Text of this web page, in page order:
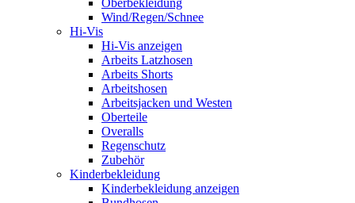
Oberbekleidung
Wind/Regen/Schnee
Hi-Vis
Hi-Vis anzeigen
Arbeits Latzhosen
Arbeits Shorts
Arbeitshosen
Arbeitsjacken und Westen
Oberteile
Overalls
Regenschutz
Zubehör
Kinderbekleidung
Kinderbekleidung anzeigen